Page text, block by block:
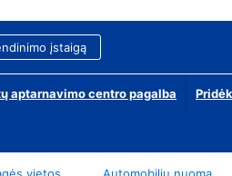
įstaigą
aptarnavimo centro pagalba